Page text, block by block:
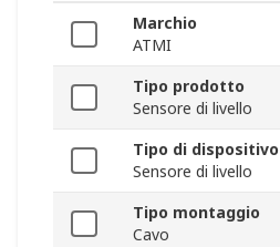
Marchio
ATMI
Tipo prodotto
Sensore di livello
Tipo di dispositivo
Sensore di livello
Tipo montaggio
Cavo